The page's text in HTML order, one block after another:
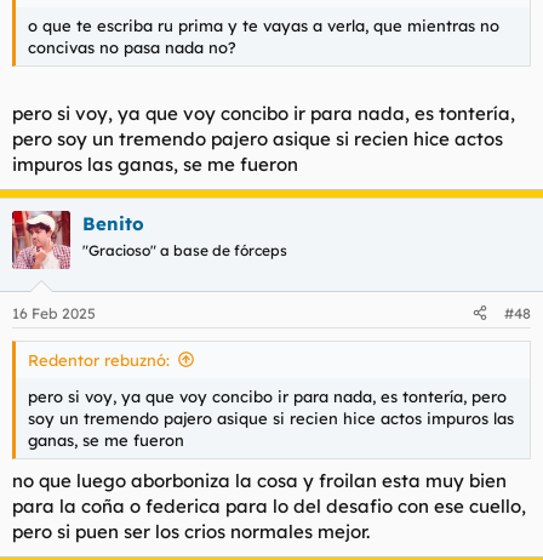
o que te escriba ru prima y te vayas a verla, que mientras no
concivas no pasa nada no?
pero si voy, ya que voy concibo ir para nada, es tontería,
pero soy un tremendo pajero asique si recien hice actos
impuros las ganas, se me fueron
Benito
"Gracioso" a base de fórceps
16 Feb 2025 #48
Redentor rebuznó:
pero si voy, ya que voy concibo ir para nada, es tontería, pero
soy un tremendo pajero asique si recien hice actos impuros las
ganas, se me fueron
no que luego aborboniza la cosa y froilan esta muy bien
para la coña o federica para lo del desafio con ese cuello,
pero si puen ser los crios normales mejor.